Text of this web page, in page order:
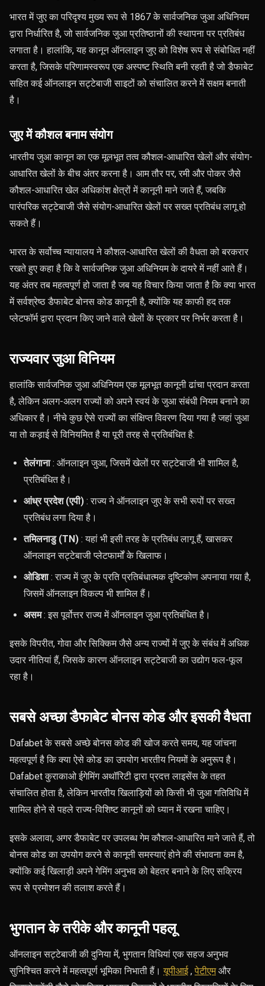
भारत में जुए का परिदृश्य मुख्य रूप से 1867 के सार्वजनिक जुआ अधिनियम
द्वारा निर्धारित है, जो सार्वजनिक जुआ प्रतिष्ठानों की स्थापना पर प्रतिबंध
लगाता है। हालांकि, यह कानून ऑनलाइन जुए को विशेष रूप से संबोधित नहीं
करता है, जिसके परिणामस्वरूप एक अस्पष्ट स्थिति बनी रहती है जो डैफाबेट
सहित कई ऑनलाइन सट्टेबाजी साइटों को संचालित करने में सक्षम बनाती
है।
जुए में कौशल बनाम संयोग
भारतीय जुआ कानून का एक मूलभूत तत्व कौशल-आधारित खेलों और संयोग-
आधारित खेलों के बीच अंतर करना है। आम तौर पर, रमी और पोकर जैसे
कौशल-आधारित खेल अधिकांश क्षेत्रों में कानूनी माने जाते हैं, जबकि
पारंपरिक सट्टेबाजी जैसे संयोग-आधारित खेलों पर सख्त प्रतिबंध लागू हो
सकते हैं।
भारत के सर्वोच्च न्यायालय ने कौशल-आधारित खेलों की वैधता को बरकरार
रखते हुए कहा है कि वे सार्वजनिक जुआ अधिनियम के दायरे में नहीं आते हैं।
यह अंतर तब महत्वपूर्ण हो जाता है जब यह विचार किया जाता है कि क्या भारत
में सर्वश्रेष्ठ डैफाबेट बोनस कोड कानूनी है, क्योंकि यह काफी हद तक
प्लेटफॉर्म द्वारा प्रदान किए जाने वाले खेलों के प्रकार पर निर्भर करता है।
राज्यवार जुआ विनियम
हालांकि सार्वजनिक जुआ अधिनियम एक मूलभूत कानूनी ढांचा प्रदान करता
है, लेकिन अलग-अलग राज्यों को अपने स्वयं के जुआ संबंधी नियम बनाने का
अधिकार है। नीचे कुछ ऐसे राज्यों का संक्षिप्त विवरण दिया गया है जहां जुआ
या तो कड़ाई से विनियमित है या पूरी तरह से प्रतिबंधित है:
तेलंगाना: ऑनलाइन जुआ, जिसमें खेलों पर सट्टेबाजी भी शामिल है,
प्रतिबंधित है।
आंध्र प्रदेश (एपी) : राज्य ने ऑनलाइन जुए के सभी रूपों पर सख्त
प्रतिबंध लगा दिया है।
तमिलनाडु (TN) : यहां भी इसी तरह के प्रतिबंध लागू हैं, खासकर
ऑनलाइन सट्टेबाजी प्लेटफार्मों के खिलाफ।
ओडिशा: राज्य में जुए के प्रति प्रतिबंधात्मक दृष्टिकोण अपनाया गया है,
जिसमें ऑनलाइन विकल्प भी शामिल हैं।
असम: इस पूर्वोत्तर राज्य में ऑनलाइन जुआ प्रतिबंधित है।
इसके विपरीत, गोवा और सिक्किम जैसे अन्य राज्यों में जुए के संबंध में अधिक
उदार नीतियां हैं, जिसके कारण ऑनलाइन सट्टेबाजी का उद्योग फल-फूल
रहा है।
सबसे अच्छा डैफाबेट बोनस कोड और इसकी वैधता
Dafabet के सबसे अच्छे बोनस कोड की खोज करते समय, यह जांचना
महत्वपूर्ण है कि क्या ऐसे कोड का उपयोग भारतीय नियमों के अनुरूप है।
Dafabet कुराकाओ ईगेमिंग अथॉरिटी द्वारा प्रदत्त लाइसेंस के तहत
संचालित होता है, लेकिन भारतीय खिलाड़ियों को किसी भी जुआ गतिविधि में
शामिल होने से पहले राज्य-विशिष्ट कानूनों को ध्यान में रखना चाहिए।
इसके अलावा, अगर डैफाबेट पर उपलब्ध गेम कौशल-आधारित माने जाते हैं, तो
बोनस कोड का उपयोग करने से कानूनी समस्याएं होने की संभावना कम है,
क्योंकि कई खिलाड़ी अपने गेमिंग अनुभव को बेहतर बनाने के लिए सक्रिय
रूप से प्रमोशन की तलाश करते हैं।
भुगतान के तरीके और कानूनी पहलू
ऑनलाइन सट्टेबाजी की दुनिया में, भुगतान विधियां एक सहज अनुभव
सुनिश्चित करने में महत्वपूर्ण भूमिका निभाती हैं।यूपीआई,पेटीएमऔर